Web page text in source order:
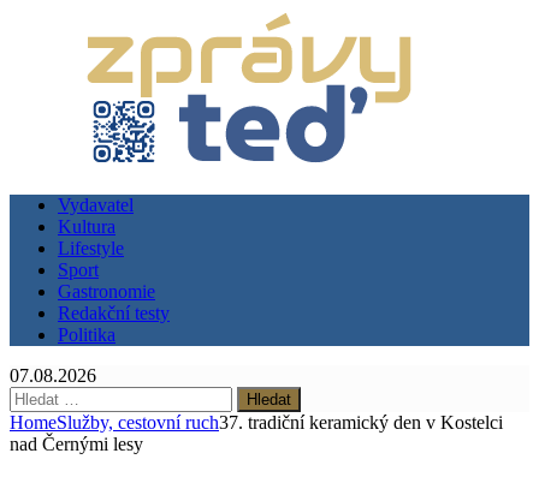
Vydavatel
Kultura
Lifestyle
Sport
Gastronomie
Redakční testy
Politika
07.08.2026
Vyhledávání
HomeSlužby, cestovní ruch37. tradiční keramický den v Kostelci
nad Černými lesy